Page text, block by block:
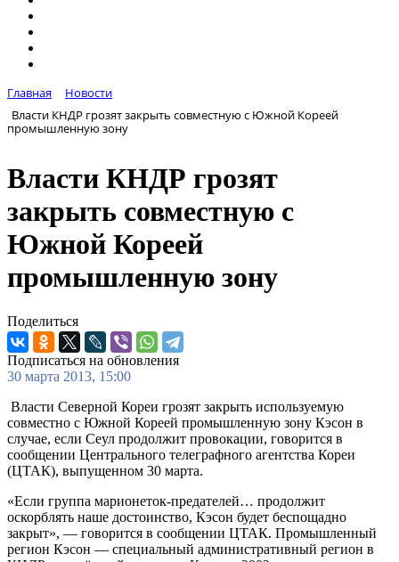
Главная
Новости
Власти КНДР грозят закрыть cовместную с Южной Кореей
промышленную зону
Власти КНДР грозят
закрыть cовместную с
Южной Кореей
промышленную зону
Поделиться
Подписаться на обновления
30 марта 2013, 15:00
Власти Северной Кореи грозят закрыть используемую
совместно с Южной Кореей промышленную зону Кэсон в
случае, если Сеул продолжит провокации, говорится в
сообщении Центрального телеграфного агентства Кореи
(ЦТАК), выпущенном 30 марта.
«Если группа марионеток-предателей… продолжит
оскорблять наше достоинство, Кэсон будет беспощадно
закрыт», — говорится в сообщении ЦТАК. Промышленный
регион Кэсон — специальный административный регион в